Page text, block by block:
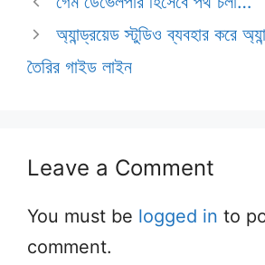
অ্যান্ড্রয়েড স্টুডিও ব্যবহার করে
তৈরির গাইড লাইন
Leave a Comment
You must be logged in to
comment.